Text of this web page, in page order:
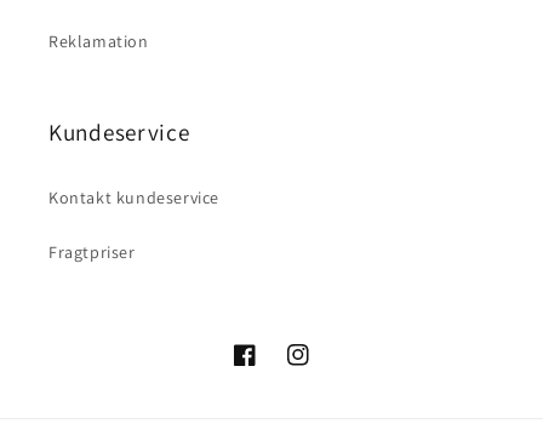
Reklamation
Kundeservice
Kontakt kundeservice
Fragtpriser
FacebookInstagram